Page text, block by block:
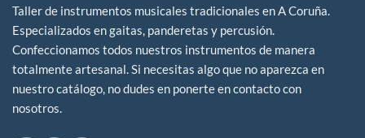
Taller de instrumentos musicales tradicionales en A Coruña.
Especializados en gaitas, panderetas y percusión.
Confeccionamos todos nuestros instrumentos de manera
totalmente artesanal. Si necesitas algo que no aparezca en
nuestro catálogo, no dudes en ponerte en contacto con
nosotros.